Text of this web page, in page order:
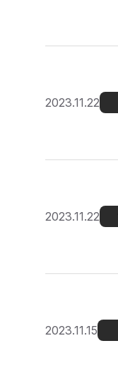
2023.11.22
2023.11.22
2023.11.15